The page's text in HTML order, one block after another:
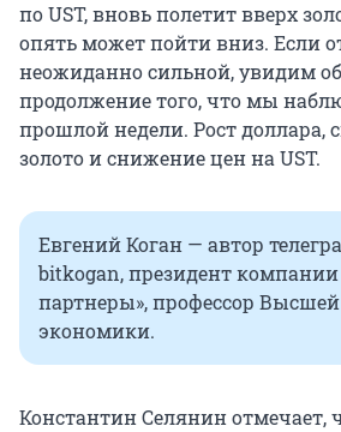
по UST, вновь полетит вверх
опять может пойти вниз. Если
неожиданно сильной, увидим
продолжение того, что мы
прошлой недели. Рост доллара,
золото и снижение цен на UST.
Евгений Коган — автор
bitkogan, президент
партнеры», профессор
экономики.
Константин Селянин отмечает,